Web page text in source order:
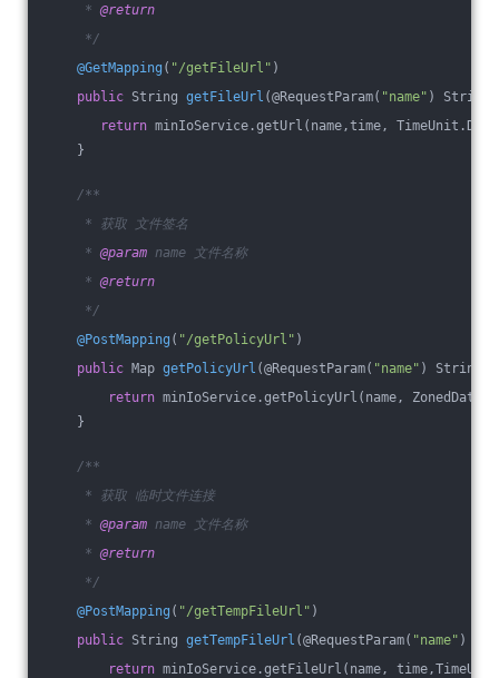
* @return
*/
@GetMapping ( "/getFileUrl" )
public String getFileUrl (@RequestParam( "name" )
String
return minIoService.getUrl(name,time,
}
/**
* 获取 文件签名
* @param name 文件名称
* @return
*/
@PostMapping ( "/getPolicyUrl" )
public Map getPolicyUrl (@RequestParam( "name" )
String
return minIoService.getPolicyUrl(name,
}
/**
* 获取 临时文件连接
* @param name 文件名称
* @return
*/
@PostMapping ( "/getTempFileUrl" )
public String getTempFileUrl (@RequestParam( "name" )
return minIoService.getFileUrl(name,